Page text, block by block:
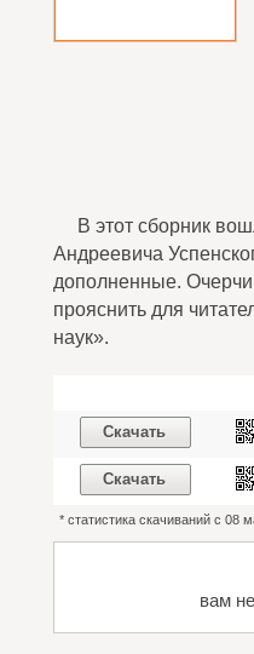
В этот сборник
Андреевича
дополненные.
прояснить для
наук».
Скачать
Скачать
* статистика скачиваний с 08
вам